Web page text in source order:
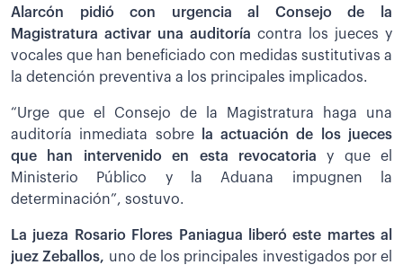
Alarcón pidió con urgencia al Consejo de la
Magistratura activar una auditoría contra los jueces y
vocales que han beneficiado con medidas sustitutivas a
la detención preventiva a los principales implicados.
“Urge que el Consejo de la Magistratura haga una
auditoría inmediata sobre
la actuación de los jueces
que han intervenido en esta revocatoria y que el
Ministerio Público y la Aduana impugnen la
determinación”, sostuvo.
La jueza Rosario Flores Paniagua liberó este martes al
juez Zeballos, uno de los principales investigados por el